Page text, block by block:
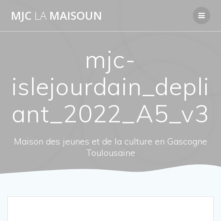
MJC LA MAISOUN
mjc-
islejourdain_depli
ant_2022_A5_v3
Maison des jeunes et de la culture en Gascogne
Toulousaine